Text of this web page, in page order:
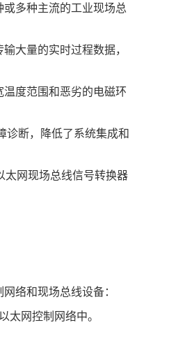
多种主流的工业现场总
大量的实时过程数据，
度范围和恶劣的电磁环
诊断，降低了系统集成和
太网现场总线信号转换器
络和现场总线设备：
太网控制网络中。